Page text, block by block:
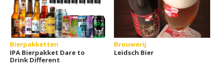
Bierpakketten
IPA Bierpakket Dare to
Drink Different
Brouwerij
Leidsch Bier